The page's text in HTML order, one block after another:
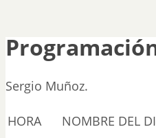
Sergio Muñoz.
HORA NOMBRE DEL